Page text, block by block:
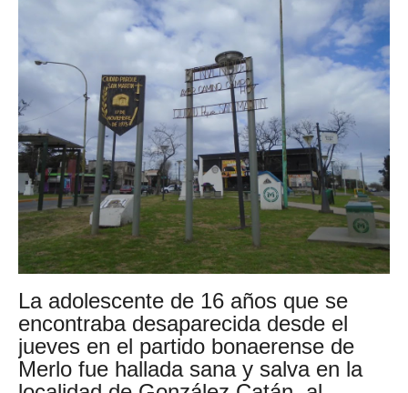
La adolescente de 16 años que se
encontraba desaparecida desde el
jueves en el partido bonaerense de
Merlo fue hallada sana y salva en la